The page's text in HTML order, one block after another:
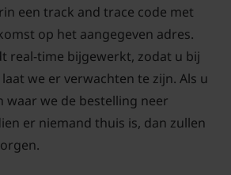
het planten van de struik een
de grond goed los maakt en
bodem door potgrond of
met de bestaande grond.
de bodemstructuur en zorgt
voor de boom. Eén of twee
een track and trace code met
op het aangegeven adres.
real-time bijgewerkt, zodat u bij
we er verwachten te zijn. Als u
waar we de bestelling neer
er niemand thuis is, dan zullen